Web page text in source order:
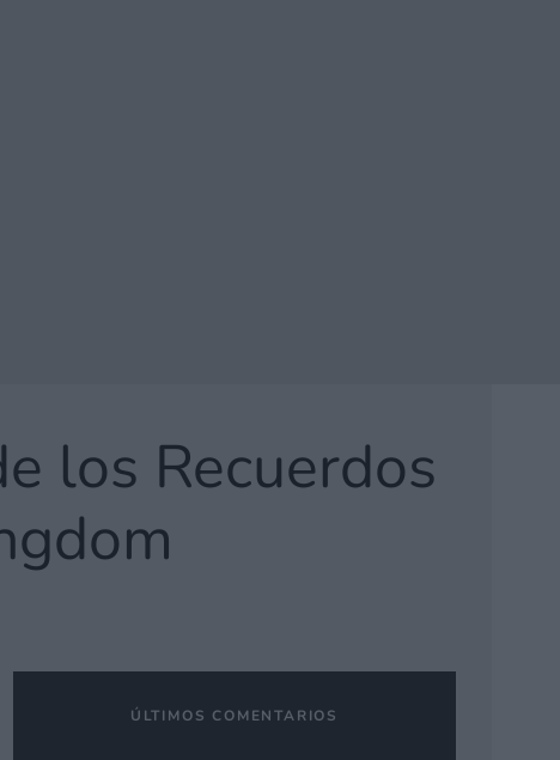
los Recuerdos
ÚLTIMOS COMENTARIOS